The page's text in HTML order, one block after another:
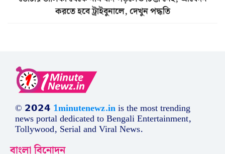
করতে হবে ট্রাইবুনালে, দেখুন পদ্ধতি
© 𝟮𝟬𝟮𝟰 1minutenewz.inis the most trending
news portal dedicated to Bengali Entertainment,
Tollywood, Serial and Viral News.
বাংলা বিনোদন